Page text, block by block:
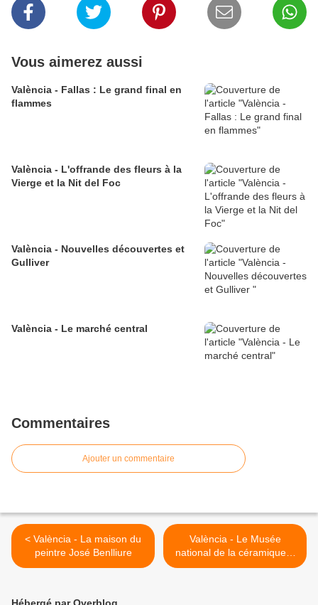
Vous aimerez aussi
València - Fallas : Le grand final en
flammes
València - L'offrande des fleurs à la
Vierge et la Nit del Foc
València - Nouvelles découvertes et
Gulliver
València - Le marché central
Commentaires
Ajouter un commentaire
< València - La maison du
peintre José Benlliure
València - Le Musée
national de la céramique...
manqué ! >